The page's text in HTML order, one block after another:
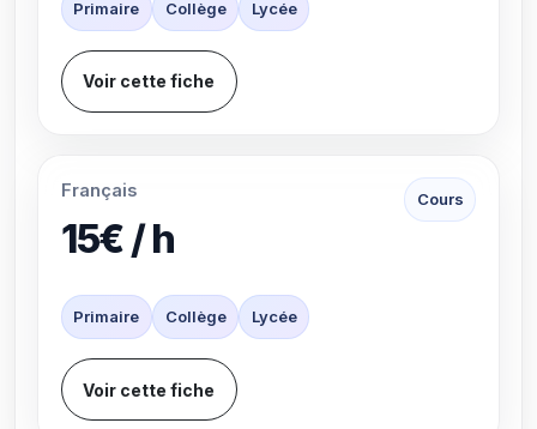
Primaire Collège Lycée
Voir cette fiche
Français
15€ / h
Cours
Primaire Collège Lycée
Voir cette fiche